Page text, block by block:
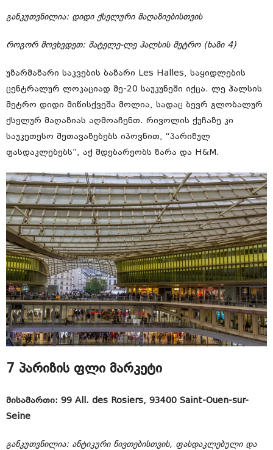
განკუთვნილია: დიდი ქსელური მაღაზიებისთვის
როგორ მოვხვდეთ: შატელე-ლე ჰალსის მეტრო (ხაზი 4)
უზარმაზარი საკვების ბაზარი Les Halles, საყიდლების
ცენტრალურ ლოკაციად მე-20 საუკუნეში იქცა. ლე ჰალსის
მეტრო დიდი მიწისქვეშა მოლია, სადაც ბევრ გლობალურ
ქსელურ მაღაზიას აღმოაჩენთ. რივოლის ქუჩაზე კი
საუკეთესო შეთავაზებებს იპოვნით, “პარიზულ
ფასდაკლებებს”, აქ მდებარეობს ზარა და H&M.
7 პარიზის ფლი მარკეტი
მისამართი: 99 All. des Rosiers, 93400 Saint-Ouen-sur-
Seine
განკუთვნილია: ანტიკური ნივთებისთვის, ფასდაკლებული და